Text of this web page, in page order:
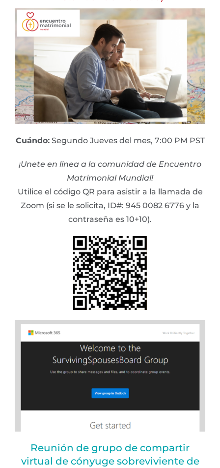
Cuándo:Segundo Jueves del mes, 7:00 PM PST
¡Unete en linea a la comunidad de Encuentro
Matrimonial Mundial!
Utilice el código QR para asistir a la llamada de
Zoom (si se le solicita, ID#: 945 0082 6776 y la
contraseña es 10+10).
Reunión de grupo de compartir
virtual de cónyuge sobreviviente de